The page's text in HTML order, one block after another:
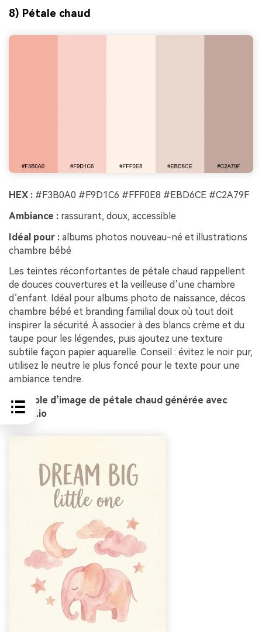
8) Pétale chaud
HEX : #F3B0A0 #F9D1C6 #FFF0E8 #EBD6CE #C2A79F
Ambiance : rassurant, doux, accessible
Idéal pour : albums photos nouveau-né et illustrations
chambre bébé
Les teintes réconfortantes de pétale chaud rappellent
de douces couvertures et la veilleuse d’une chambre
d’enfant. Idéal pour albums photo de naissance, décos
chambre bébé et branding familial doux où tout doit
inspirer la sécurité. À associer à des blancs crème et du
taupe pour les légendes, puis ajoutez une texture
subtile façon papier aquarelle. Conseil : évitez le noir pur,
utilisez le neutre le plus foncé pour le texte pour une
ambiance tendre.
Exemple d’image de pétale chaud générée avec
media.io